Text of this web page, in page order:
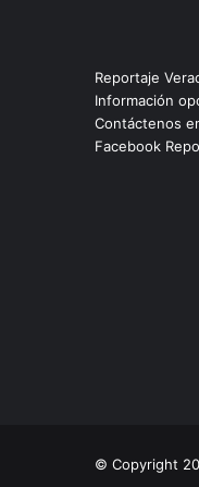
Reportaje
Información
Contáctenos
Facebook
© Copyright